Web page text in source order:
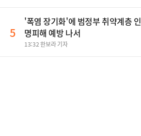
5
'폭염 장기화'에 범정부 취약계층 인
명피해 예방 나서
13:32 한보라 기자